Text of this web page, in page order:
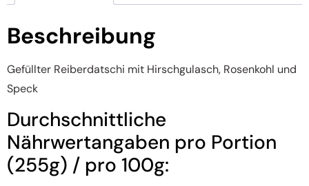
Beschreibung
Gefüllter Reiberdatschi mit Hirschgulasch, Rosenkohl und
Speck
Durchschnittliche
Nährwertangaben pro Portion
(255g) / pro 100g: